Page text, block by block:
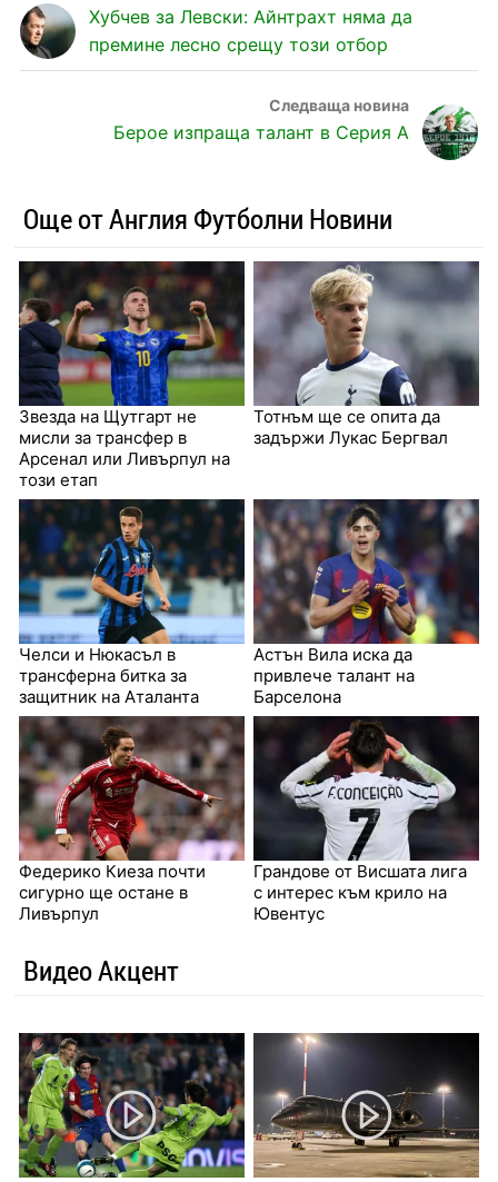
Хубчев за Левски: Айнтрахт няма да
премине лесно срещу този отбор
Берое изпраща талант в Серия А
Още от Англия Футболни Новини
Звезда на Щутгарт не
мисли за трансфер в
Арсенал или Ливърпул на
този етап
Тотнъм ще се опита да
задържи Лукас Бергвал
Челси и Нюкасъл в
трансферна битка за
защитник на Аталанта
Астън Вила иска да
привлече талант на
Барселона
Федерико Киеза почти
сигурно ще остане в
Ливърпул
Грандове от Висшата лига
с интерес към крило на
Ювентус
Видео Акцент